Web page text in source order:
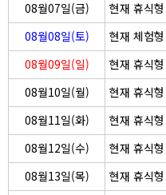
08월07일(금)
현재 휴식
08월08일(토)
현재 체험
08월09일(일)
현재 휴식
08월10일(월)
현재 휴식
08월11일(화)
현재 휴식
08월12일(수)
현재 휴식
08월13일(목)
현재 휴식